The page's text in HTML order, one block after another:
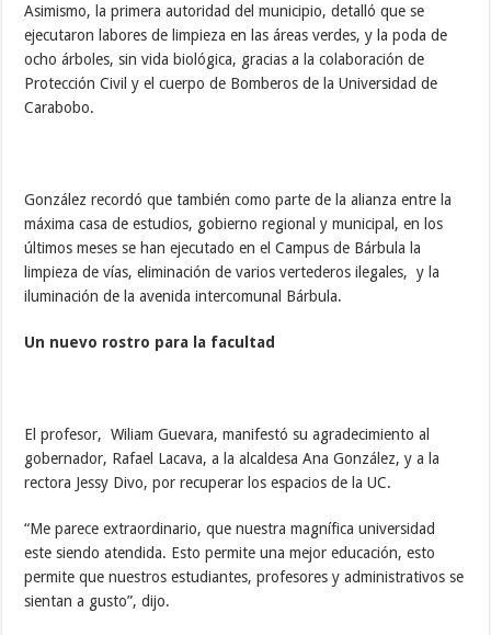
Asimismo, la primera autoridad del municipio, detalló que se
ejecutaron labores de limpieza en las áreas verdes, y la poda de
ocho árboles, sin vida biológica, gracias a la colaboración de
Protección Civil y el cuerpo de Bomberos de la Universidad de
Carabobo.
González recordó que también como parte de la alianza entre la
máxima casa de estudios, gobierno regional y municipal, en los
últimos meses se han ejecutado en el Campus de Bárbula la
limpieza de vías, eliminación de varios vertederos ilegales, y la
iluminación de la avenida intercomunal Bárbula.
Un nuevo rostro para la facultad
El profesor, Wiliam Guevara, manifestó su agradecimiento al
gobernador, Rafael Lacava, a la alcaldesa Ana González, y a la
rectora Jessy Divo, por recuperar los espacios de la UC.
“Me parece extraordinario, que nuestra magnífica universidad
este siendo atendida. Esto permite una mejor educación, esto
permite que nuestros estudiantes, profesores y administrativos se
sientan a gusto”, dijo.